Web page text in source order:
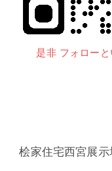
是非 フォロー
桧家住宅西宮展